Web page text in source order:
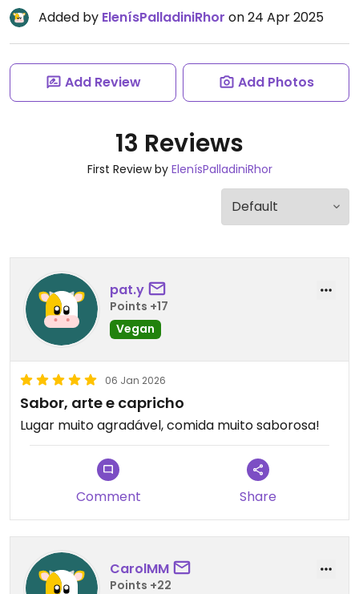
Added by ElenísPalladiniRhor on 24 Apr 2025
Add Review Add Photos
13 Reviews
First Review by ElenísPalladiniRhor
pat.y
Points +17
Vegan
06 Jan 2026
Sabor, arte e capricho
Lugar muito agradável, comida muito saborosa!
Comment Share
CarolMM
Points +22